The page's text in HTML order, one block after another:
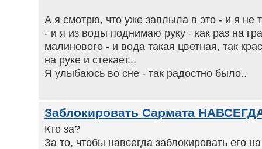
А я смотрю, что уже заплыла в это - и я не
- и я из воды поднимаю руку - как раз на
малинового - и вода такая цветная, так
на руке и стекает...
Я улыбаюсь во сне - так радостно было..
Заблокировать Сармата
Кто за?
За то, чтобы навсегда заблокировать его